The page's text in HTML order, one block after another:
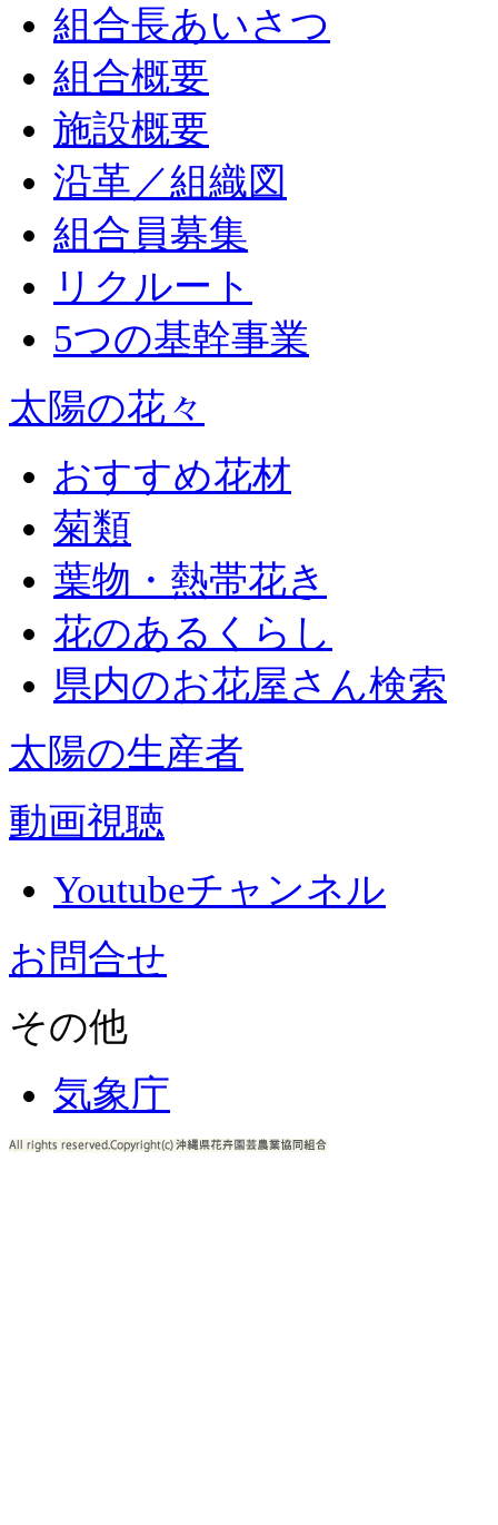
組合長あいさつ
組合概要
施設概要
沿革／組織図
組合員募集
リクルート
5つの基幹事業
太陽の花々
おすすめ花材
菊類
葉物・熱帯花き
花のあるくらし
県内のお花屋さん検索
太陽の生産者
動画視聴
Youtubeチャンネル
お問合せ
その他
気象庁